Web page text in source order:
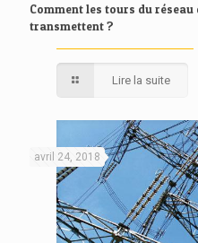
Comment les tours du
transmettent ?
Lire la suite
avril 24, 2018